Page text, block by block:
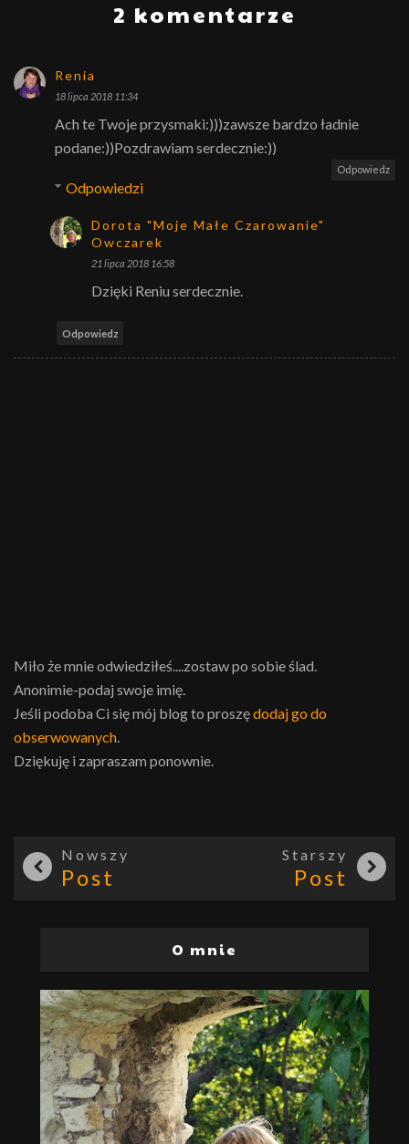
2 komentarze
Renia
18 lipca 2018 11:34
Ach te Twoje przysmaki:)))zawsze bardzo ładnie
podane:))Pozdrawiam serdecznie:))
Odpowiedz
Odpowiedzi
Dorota "Moje Małe Czarowanie"
Owczarek
21 lipca 2018 16:58
Dzięki Reniu serdecznie.
Odpowiedz
Miło że mnie odwiedziłeś....zostaw po sobie ślad.
Anonimie-podaj swoje imię.
Jeśli podoba Ci się mój blog to proszędodaj go do
obserwowanych.
Dziękuję i zapraszam ponownie.
Nowszy
Post
Starszy
Post
O mnie